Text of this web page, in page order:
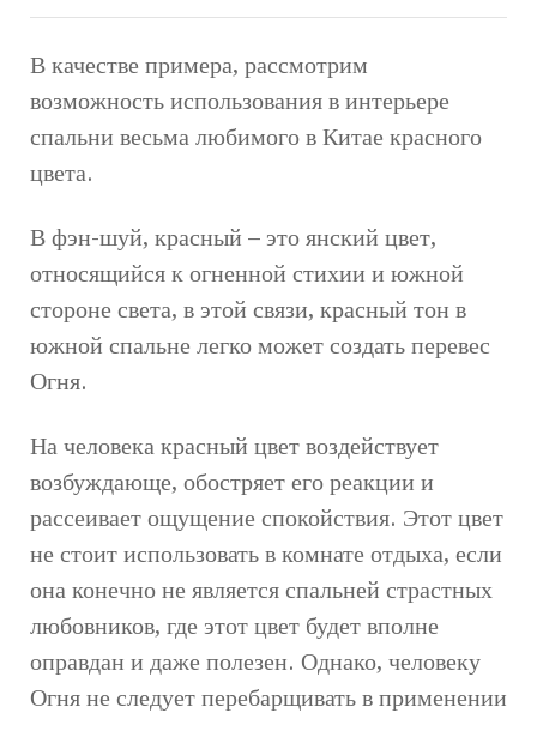
В качестве примера, рассмотрим
возможность использования в интерьере
спальни весьма любимого в Китае красного
цвета.
В фэн-шуй, красный – это янский цвет,
относящийся к огненной стихии и южной
стороне света, в этой связи, красный тон в
южной спальне легко может создать перевес
Огня.
На человека красный цвет воздействует
возбуждающе, обостряет его реакции и
рассеивает ощущение спокойствия. Этот цвет
не стоит использовать в комнате отдыха, если
она конечно не является спальней страстных
любовников, где этот цвет будет вполне
оправдан и даже полезен. Однако, человеку
Огня не следует перебарщивать в применении